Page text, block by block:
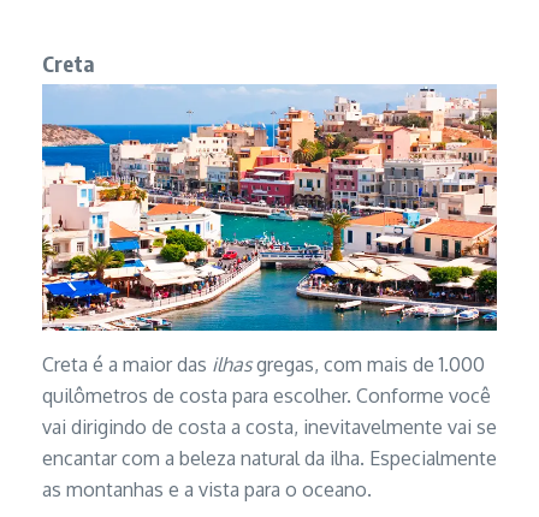
Creta
Creta é a maior das ilhasgregas, com mais de 1.000
quilômetros de costa para escolher. Conforme você
vai dirigindo de costa a costa, inevitavelmente vai se
encantar com a beleza natural da ilha. Especialmente
as montanhas e a vista para o oceano.